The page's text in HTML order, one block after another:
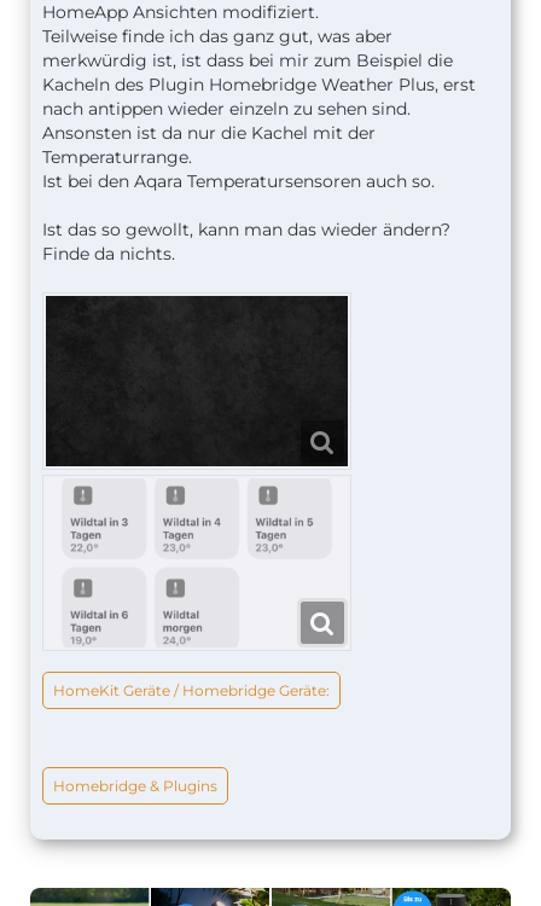
HomeApp Ansichten modifiziert.
Teilweise finde ich das ganz gut, was aber
merkwürdig ist, ist dass bei mir zum Beispiel die
Kacheln des Plugin Homebridge Weather Plus, erst
nach antippen wieder einzeln zu sehen sind.
Ansonsten ist da nur die Kachel mit der
Temperaturrange.
Ist bei den Aqara Temperatursensoren auch so.
Ist das so gewollt, kann man das wieder ändern?
Finde da nichts.
HomeKit Geräte / Homebridge Geräte:
Homebridge & Plugins